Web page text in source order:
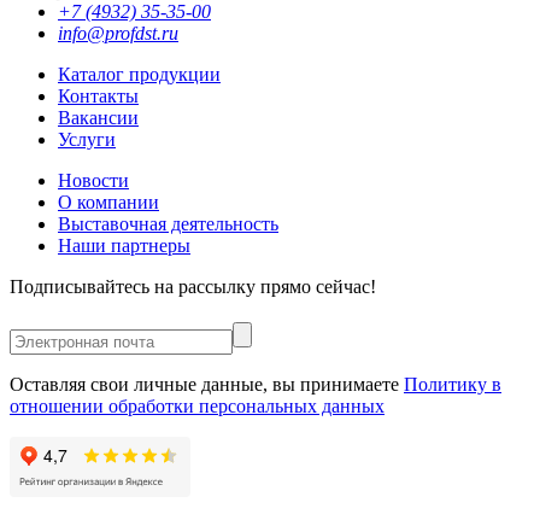
+7 (4932) 35-35-00
info@profdst.ru
Каталог продукции
Контакты
Вакансии
Услуги
Новости
О компании
Выставочная деятельность
Наши партнеры
Подписывайтесь на рассылку прямо сейчас!
Оставляя свои личные данные, вы принимаете Политику в
отношении обработки персональных данных